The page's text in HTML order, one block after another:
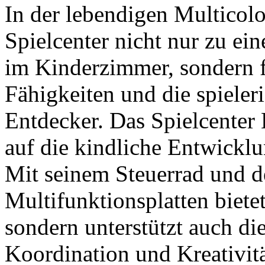
In der lebendigen
Spielcenter nicht nur zu
im Kinderzimmer, sondern
Fähigkeiten und die
Entdecker. Das
auf die kindliche
Mit seinem Steuerrad und
Multifunktionsplatten
sondern unterstützt auch
Koordination und